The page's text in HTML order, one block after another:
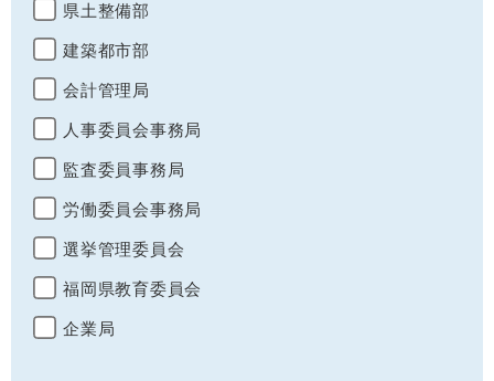
県土整備部
建築都市部
会計管理局
人事委員会事務局
監査委員事務局
労働委員会事務局
選挙管理委員会
福岡県教育委員会
企業局